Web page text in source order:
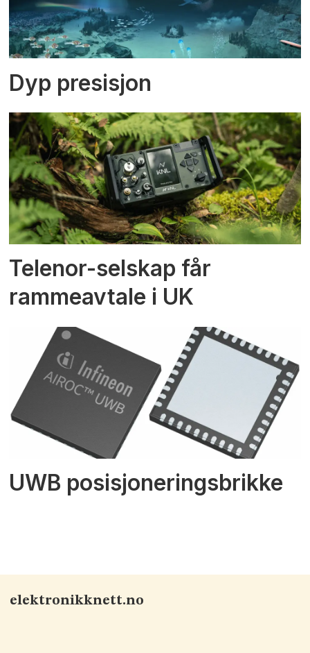
Dyp presisjon
Telenor-selskap får
rammeavtale i UK
UWB posisjoneringsbrikke
elektronikknett.no